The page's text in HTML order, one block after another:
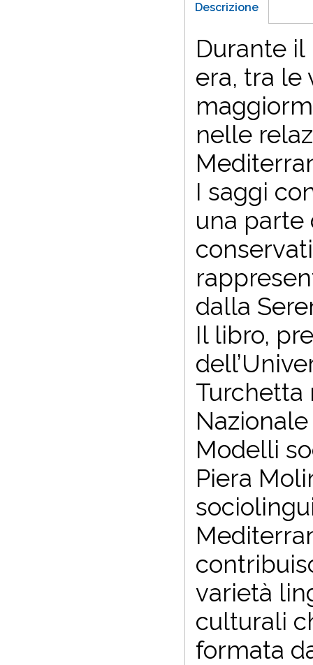
Descrizione
Durante il
era, tra le
nelle
I saggi
una parte
dalla
Il libro,
Turchetta
Modelli
Piera
varietà
culturali
formata